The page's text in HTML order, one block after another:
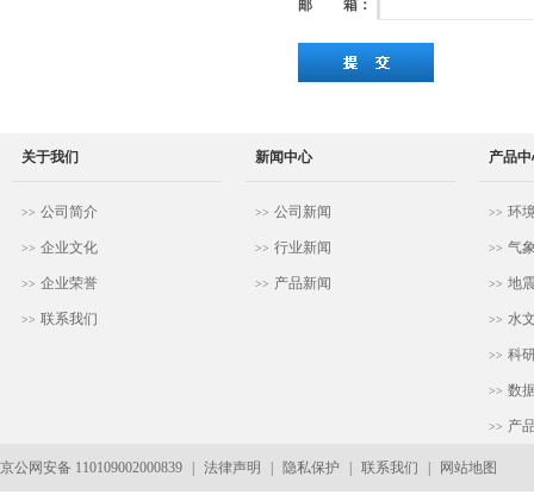
邮 箱 ：
关于我们
>> 公司简介
>> 企业文化
>> 企业荣誉
>> 联系我们
新闻中心
>> 公司新闻
>> 行业新闻
>> 产品新闻
产品
>> 环
>> 气
>> 地
>> 水
>> 科
>> 数
>> 产
京公网安备 110109002000839 法律声明 隐私保护 联系我们 网站地图